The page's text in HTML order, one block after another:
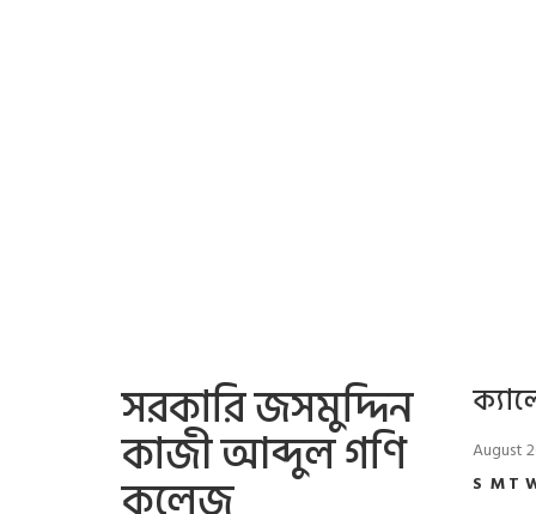
সরকারি জসমুদ্দিন
কাজী আব্দুল গণি
August
S MT